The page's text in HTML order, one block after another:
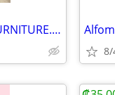
Sofá Sillón 2 Puestos De ASHLEY FURNITURE. Como Nuevo
8/